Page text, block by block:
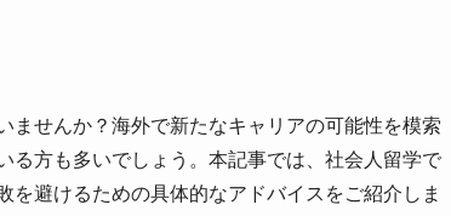
ませんか？海外で新たなキャリアの可能性を模索
る方も多いでしょう。本記事では、社会人留学で
避けるための具体的なアドバイスをご紹介しま